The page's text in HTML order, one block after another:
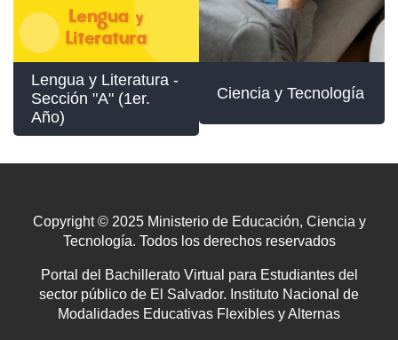
Lengua y Literatura -
Sección "A" (1er.
Año)
Ciencia y Tecnología
Copyright © 2025 Ministerio de Educación, Ciencia y
Tecnología. Todos los derechos reservados
Portal del Bachillerato Virtual para Estudiantes del
sector público de El Salvador. Instituto Nacional de
Modalidades Educativas Flexibles y Alternas